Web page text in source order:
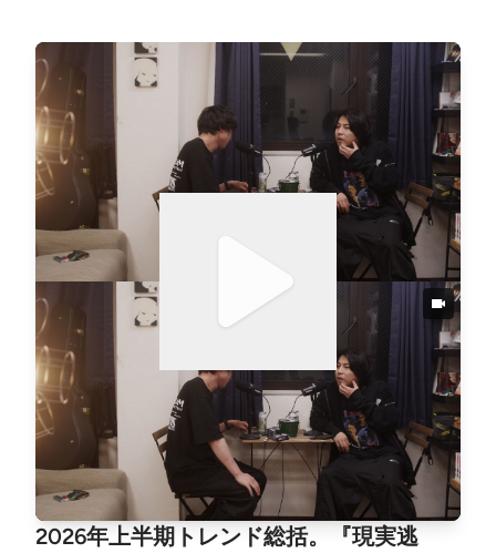
極端な「バンドの転換期」のリアルな現状報告からス
タート。「バンドの脱退を切り出すのは、恋人との別
れ話よりしんどい？」「メンバーをビジネスパートナ
ーと呼んで揉めた過去」「一緒に酒が飲めるかどうか
という絶対条件」など、家族でも恋人でも会社でもな
い、バンドメンバーという異常で特殊な関係性を徹底
解剖。 さらには、TURNSTILEの元メンバー事件や、L
inkin Parkの新ボーカル、ヒップホップの「コレクテ
ィブ」への憧れまで、話題は多岐にわたります。00:
00:00 Summerheadからギターが脱退。00:03:50 タ
イムラインに流れてる脱退ニュースの裏側。00:07:4
5 Bearwearはドラマーを迎えて新体制へ。奇跡的なメ
ンバーとの出会い方00:15:30 脱退を切り出すのは、
恋人との別れ話よりもしんどくて気まずい00:17:43
メンバーを「ビジネスパートナー」と呼んで傷つけた
過去。一番しっくりくるのは「相方」00:21:40 スタ
ジオ終わりに一緒に酒を飲めるか。メンバー選びの絶
対条件00:25:20 サポートメンバーとのモチベーショ
ンの差と、うまいプレイヤーにバンドが「喰われる」
2026年上半期トレンド総括。『現実逃